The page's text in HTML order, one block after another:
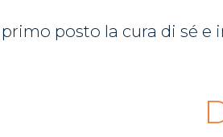
posto la cura di sé